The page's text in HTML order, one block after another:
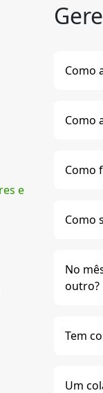
e
Como
Como
Como
Como
No
outro?
Tem
Um